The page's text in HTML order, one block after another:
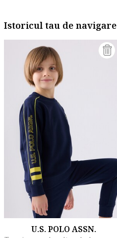
Istoricul tau de navigare
U.S. POLO ASSN.